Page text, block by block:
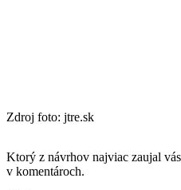
Zdroj foto: jtre.sk
Ktorý z návrhov najviac zaujal
v komentároch.